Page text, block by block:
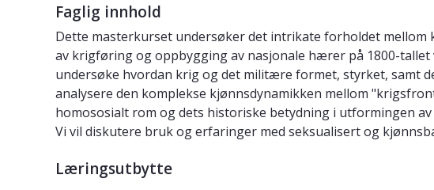
Faglig innhold
Dette masterkurset undersøker det intrikate forholdet
av krigføring og oppbygging av nasjonale hærer på 1800-
undersøke hvordan krig og det militære formet, styrket, samt
analysere den komplekse kjønnsdynamikken mellom
homososialt rom og dets historiske betydning i utformingen
Vi vil diskutere bruk og erfaringer med seksualisert og
Læringsutbytte